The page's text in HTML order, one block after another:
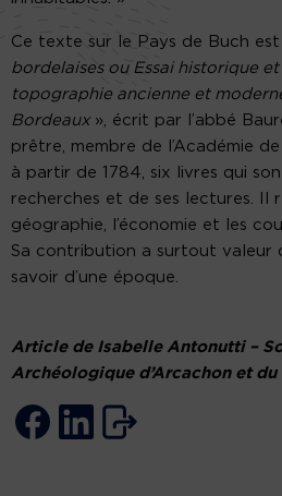
Ce texte sur le Pays de Buch
bordelaises ou Essai historique
topographie ancienne et
Bordeaux », écrit par l’abbé
prêtre, membre de l’Académie
à partir de 1784, six livres qui
recherches et de ses lectures. Il
géographie, l’économie et les
Sa contribution a surtout valeur
savoir d’une époque.
Article de Isabelle Antonutti –
Archéologique d’Arcachon et du